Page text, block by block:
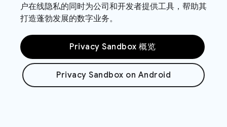
户在线隐私的同时为公司和开发者提供工具，帮助其
打造蓬勃发展的数字业务。
Privacy Sandbox 概览
Privacy Sandbox on Android